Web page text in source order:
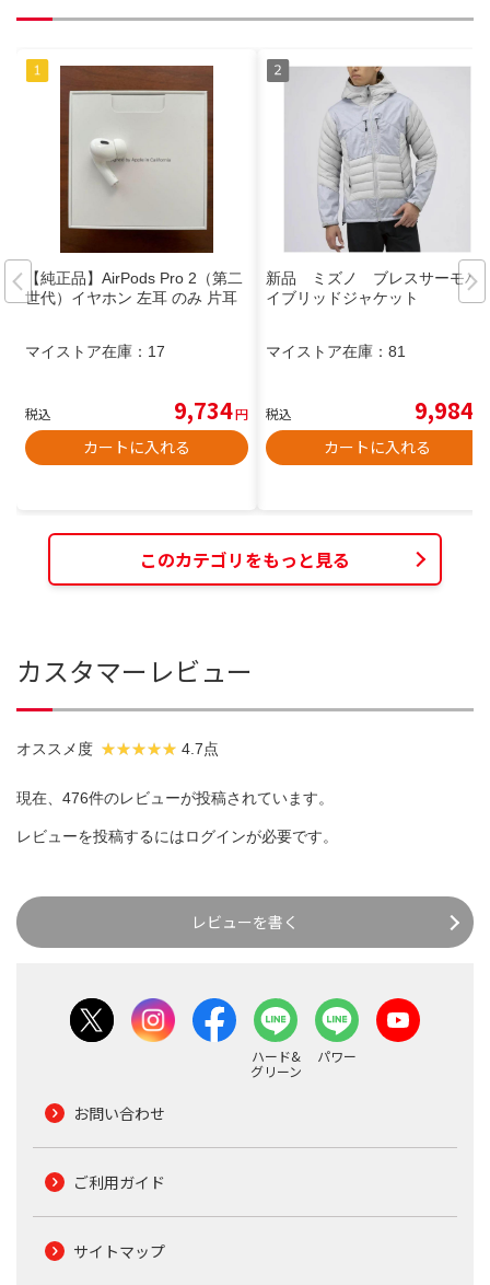
【純正品】AirPods Pro 2（第二
世代）イヤホン 左耳 のみ 片耳
マイストア在庫： 17
税込 9,734円
カートに入れる
新品 ミズノ ブレスサーモハ
イブリッドジャケット
マイストア在庫： 81
税込 9,984
カートに入れる
このカテゴリをもっと見る
カスタマーレビュー
オススメ度 4.7点
現在、476件のレビューが投稿されています。
レビューを投稿するにはログインが必要です。
レビューを書く
ハード&
グリーン
パワー
お問い合わせ
ご利用ガイド
サイトマップ